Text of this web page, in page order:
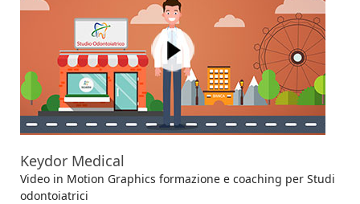
Keydor Medical
Video in Motion Graphics formazione e coaching per Studi
odontoiatrici